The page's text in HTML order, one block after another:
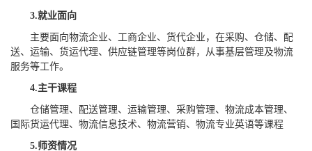
3.就业面向
主要面向物流企业、工商企业、货代企业，在采购、仓储、配
送、运输、货运代理、供应链管理等岗位群，从事基层管理及物流
服务等工作。
4.主干课程
仓储管理、配送管理、运输管理、采购管理、物流成本管理、
国际货运代理、物流信息技术、物流营销、物流专业英语等课程
5.师资情况